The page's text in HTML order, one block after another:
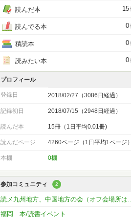
読んだ本 15
読んでる本 0
積読本 0
読みたい本 0
プロフィール
登録日 2018/02/27（3086日経過）
記録初日 2018/07/15（2948日経過）
読んだ本 15冊（1日平均0.01冊)
読んだページ 4260ページ（1日平均1ページ）
本棚 0棚
参加コミュニティ 2
読メ九州地方、中
福岡 本/読書イベント